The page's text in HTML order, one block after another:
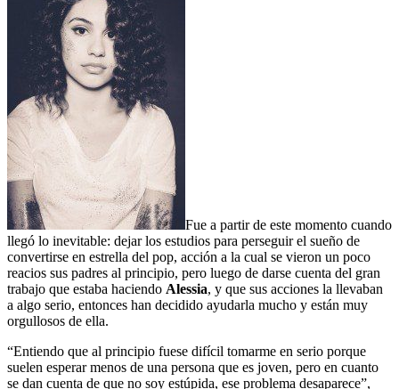
Fue a partir de este momento cuando
llegó lo inevitable: dejar los estudios para perseguir el sueño de
convertirse en estrella del pop, acción a la cual se vieron un poco
reacios sus padres al principio, pero luego de darse cuenta del gran
trabajo que estaba haciendo Alessia, y que sus acciones la llevaban
a algo serio, entonces han decidido ayudarla mucho y están muy
orgullosos de ella.
“Entiendo que al principio fuese difícil tomarme en serio porque
suelen esperar menos de una persona que es joven, pero en cuanto
se dan cuenta de que no soy estúpida, ese problema desaparece”,